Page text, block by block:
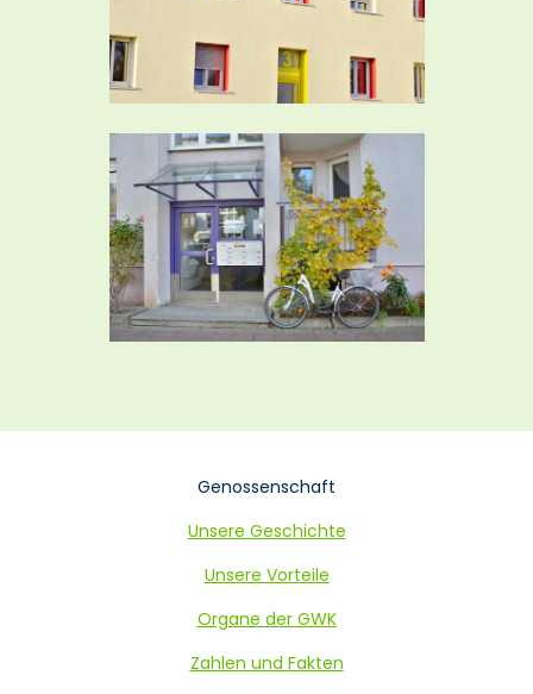
Genossenschaft
Unsere Geschichte
Unsere Vorteile
Organe der GWK
Zahlen und Fakten